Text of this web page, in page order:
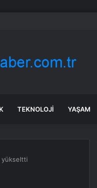
aşacak
TEKNOLOJI YAŞAM
yükseltti